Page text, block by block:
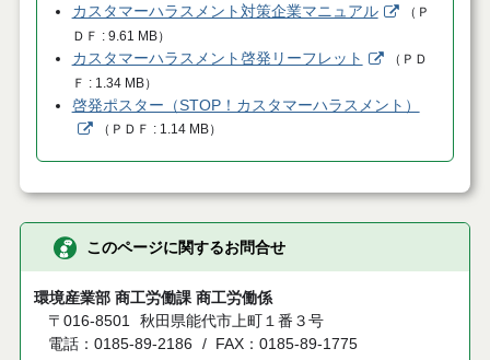
カスタマーハラスメント対策企業マニュアル （ Ｐ
ＤＦ
9.61 MB）
カスタマーハラスメント啓発リーフレット （ ＰＤ
Ｆ
1.34 MB）
啓発ポスター（STOP！カスタマーハラスメント）
（ ＰＤＦ 1.14 MB）
このページに関するお問合せ
環境産業部 商工労働課 商工労働係
〒016-8501 秋田県能代市上町１番３号
電話：0185-89-2186
FAX：0185-89-1775